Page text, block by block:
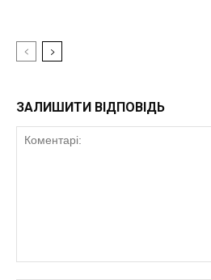
ЗАЛИШИТИ ВІДПОВІДЬ